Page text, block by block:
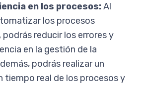
en los procesos:Al
los procesos
reducir los errores y
en la gestión de la
podrás realizar un
tiempo real de los procesos y